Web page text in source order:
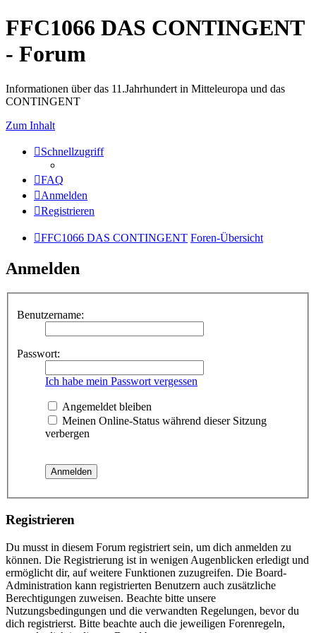
FFC1066 DAS CONTINGENT
- Forum
Informationen über das 11.Jahrhundert in Mitteleuropa und das
CONTINGENT
Zum Inhalt
Schnellzugriff
FAQ
Anmelden
Registrieren
FFC1066 DAS CONTINGENT Foren-Übersicht
Anmelden
Benutzername:
Passwort:
Ich habe mein Passwort vergessen
Angemeldet bleiben
Meinen Online-Status während dieser Sitzung
verbergen
Registrieren
Du musst in diesem Forum registriert sein, um dich anmelden zu
können. Die Registrierung ist in wenigen Augenblicken erledigt und
ermöglicht dir, auf weitere Funktionen zuzugreifen. Die Board-
Administration kann registrierten Benutzern auch zusätzliche
Berechtigungen zuweisen. Beachte bitte unsere
Nutzungsbedingungen und die verwandten Regelungen, bevor du
dich registrierst. Bitte beachte auch die jeweiligen Forenregeln,